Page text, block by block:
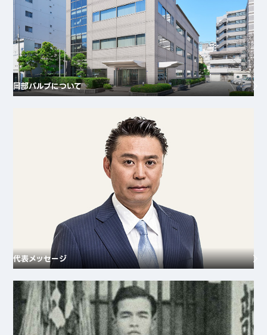
岡部バルブについて
代表メッセージ